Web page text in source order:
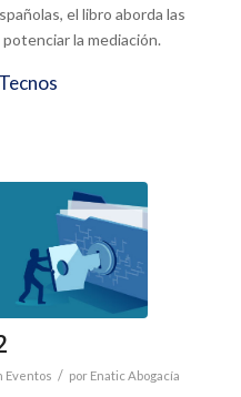
el libro aborda las
la mediación.
Tecnos
Eventos / por Enatic Abogacía